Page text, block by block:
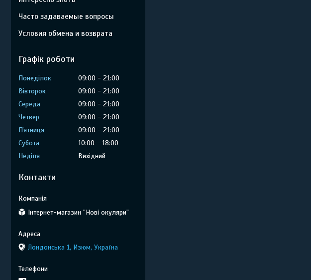
Часто задаваемые вопросы
Условия обмена и возврата
Графік роботи
Понеділок 09:00
21:00
Вівторок
09:00
21:00
Середа
09:00
21:00
Четвер
09:00
21:00
Пʼятниця
09:00
21:00
Субота
10:00
18:00
Неділя
Вихідний
Контакти
Інтернет-магазин "Нові окуляри"
Лондонська 1, Изюм, Україна